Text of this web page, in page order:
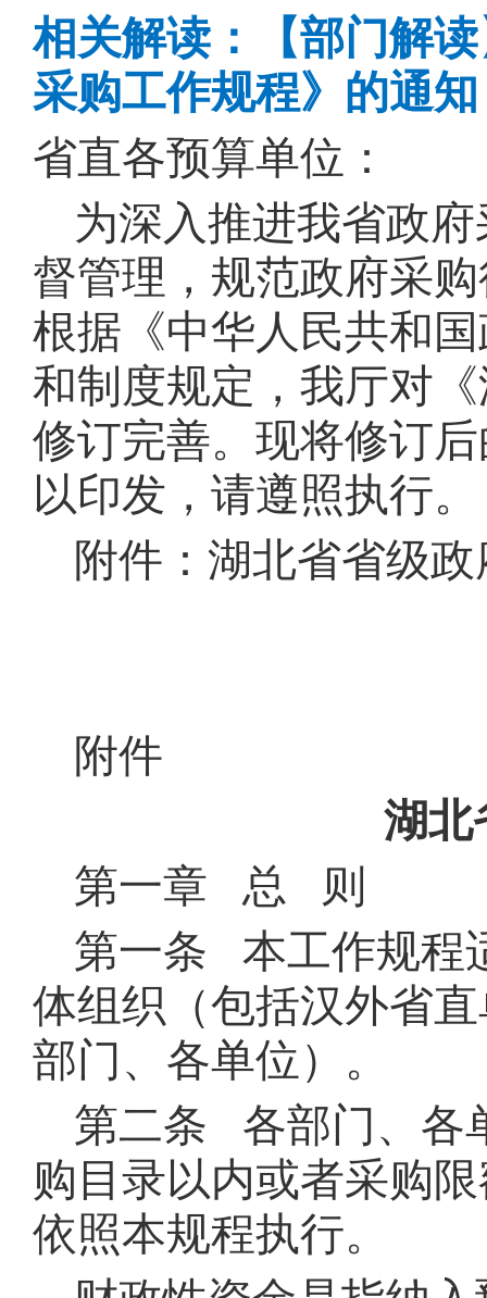
相关解读：
【部门解
采购工作规程》的通知
省直各预算单位：
为深入推进我省政
督管理，规范政府采
根据《中华人民共和
和制度规定，我厅对
修订完善。现将修订
以印发，请遵照执行。
附件：湖北省省级
附件
湖北
第一章 总 则
第一条 本工作规程
体组织（包括汉外省
部门、各单位）。
第二条 各部门、各
购目录以内或者采购
依照本规程执行。